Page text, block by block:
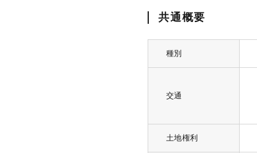
共通概要
種別
交通
土地権利